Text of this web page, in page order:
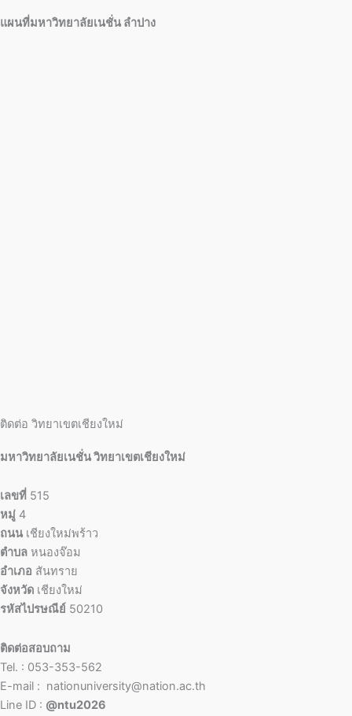
แผนที่มหาวิทยาลัยเนชั่น ลำปาง
ติดต่อ วิทยาเขตเชียงใหม่
มหาวิทยาลัยเนชั่น วิทยาเขตเชียงใหม่
เลขที่ 515
หมู่ 4
ถนน เชียงใหม่พร้าว
ตำบล หนองจ๊อม
อำเภอ สันทราย
จังหวัด เชียงใหม่
รหัสไปรษณีย์ 50210
ติดต่อสอบถาม
Tel. : 053-353-562
E-mail : nationuniversity@nation.ac.th
Line ID : @ntu2026